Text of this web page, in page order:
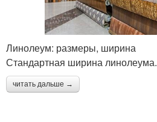
Линолеум: размеры, ширина
Стандартная ширина линолеума.
читать дальше →